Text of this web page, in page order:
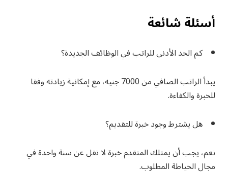
أسئلة شائعة
كم الحد الأدنى للراتب في الوظائف الجديدة؟
يبدأ الراتب الصافي من 7000 جنيه، مع إمكانية زيادته وفقا
للخبرة والكفاءة.
هل يشترط وجود خبرة للتقديم؟
نعم، يجب أن يمتلك المتقدم خبرة لا تقل عن سنة واحدة في
مجال الخياطة المطلوب.